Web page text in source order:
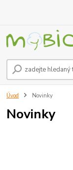
Úvod Novinky
Novinky